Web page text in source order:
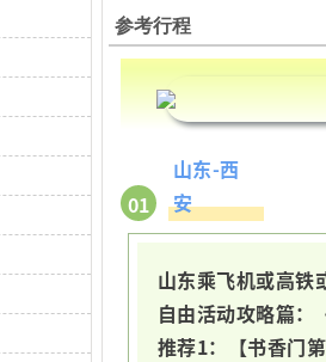
参考行程
01
山东-西
安
山东乘飞机或高铁
自由活动攻略篇
推荐1：【书香门